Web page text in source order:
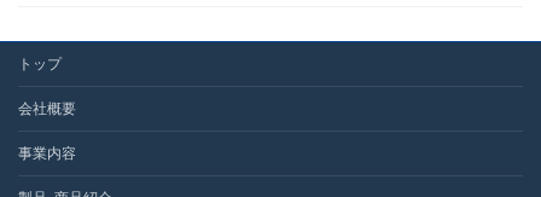
トップ
会社概要
事業内容